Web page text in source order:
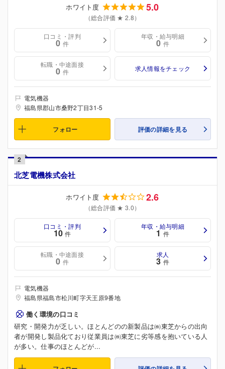
ホワイト度 5.0
（総合評価 ★ 2.8）
口コミ・評判
0 件
年収・給与明細
0 件
転職・中途面接
0 件 求人情報をチェック
電気機器
福島県郡山市桑野2丁目31-5
フォロー 評価の詳細を見る
2
北芝電機株式会社
ホワイト度 2.6
（総合評価 ★ 3.0）
口コミ・評判
10 件
年収・給与明細
1 件
転職・中途面接
0 件
求人
3 件
電気機器
福島県福島市松川町字天王原9番地
働く環境の口コミ
研究・開発力が乏しい。ほとんどのの新製品は㈱東芝からの出向
者が開発し製品化ており従業員は㈱東芝に劣等感を抱いている人
が多い。仕事のほとんどが...